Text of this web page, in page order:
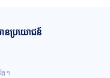
នប្រយោជន៍
។